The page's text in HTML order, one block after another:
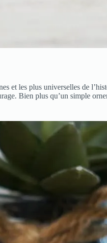
et les plus universelles de
Bien plus qu’un simple